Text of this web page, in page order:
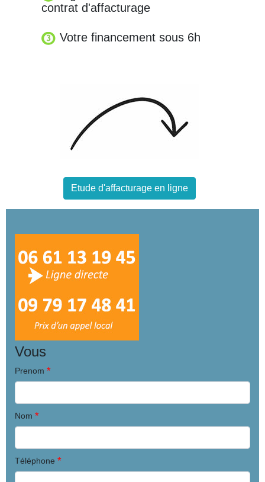
contrat d'affacturage
Votre financement sous 6h
Etude d'affacturage en ligne
Vous
Prenom *
Nom *
Téléphone *